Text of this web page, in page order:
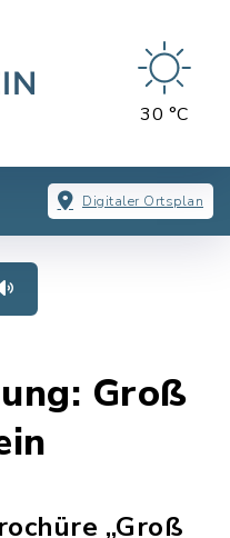
30 °C
Digitaler Ortsplan
Groß
„Groß